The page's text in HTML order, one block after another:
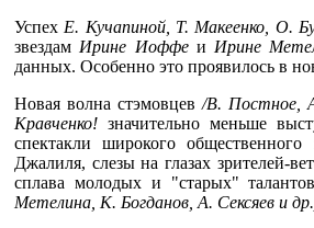
Успех Е. Кучапиной, Т. Макеенко, О.
звездам Ирине Иоффе и Ирине
данных. Особенно это проявилось в
Новая волна стэмовцев /В. Постное,
Кравченко! значительно меньше
спектакли широкого
Джалиля, слезы на глазах зрителей-
сплава молодых и "старых"
Метелина, К. Богданов, А. Сексяев и